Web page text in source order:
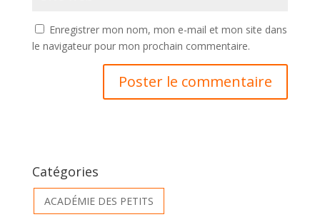
Enregistrer mon nom, mon e-mail et mon site dans
le navigateur pour mon prochain commentaire.
Catégories
ACADÉMIE DES PETITS